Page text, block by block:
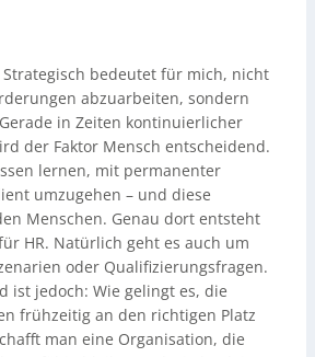
Strategisch bedeutet für mich, nicht
abzuarbeiten, sondern
in Zeiten kontinuierlicher
der Faktor Mensch entscheidend.
lernen, mit permanenter
umzugehen – und diese
Menschen. Genau dort entsteht
HR. Natürlich geht es auch um
oder Qualifizierungsfragen.
ist jedoch: Wie gelingt es, die
frühzeitig an den richtigen Platz
man eine Organisation, die